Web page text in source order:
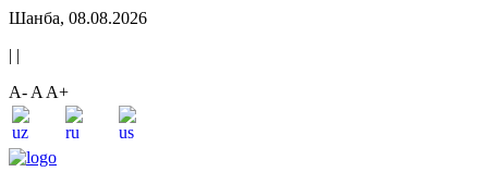
Шанба, 08.08.2026
| |
A- A A+